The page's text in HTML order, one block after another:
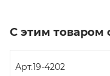
С этим товаром
Арт.19-4202